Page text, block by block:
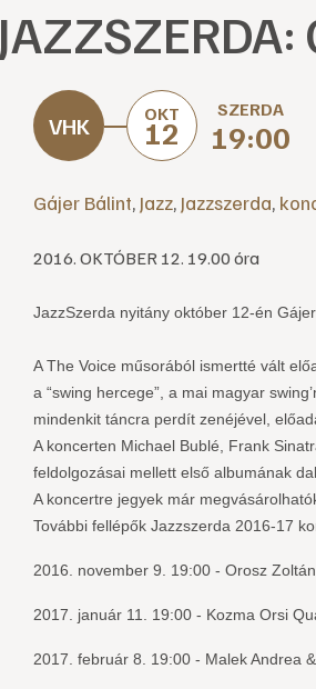
OKT
12
SZERDA
19:00
Gájer Bálint, Jazz, Jazzszerda,
2016. OKTÓBER 12. 19.00 óra
JazzSzerda nyitány október 12-én
A The Voice műsorából ismertté vált
a “swing hercege”, a mai magyar
mindenkit táncra perdít zenéjével,
A koncerten Michael Bublé, Frank
feldolgozásai mellett első albumának
A koncertre jegyek már
További fellépők Jazzszerda 2016-17
2016. november 9. 19:00 - Orosz
2017. január 11. 19:00 - Kozma Orsi
2017. február 8. 19:00 - Malek Andrea